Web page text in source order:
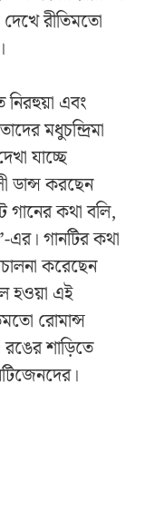
রীতিমতো
এবং
মধুচন্দ্রিমা
যাচ্ছে
ডান্স করছেন
কথা বলি,
এর। গানটির কথা
করেছেন
হওয়া এই
রোমান্স
শাড়িতে